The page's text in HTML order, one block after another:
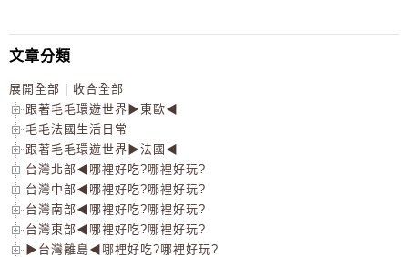
文章分類
展開全部
收合全部
跟著毛毛環遊世界▶東歐◀
毛毛法國生活日常
跟著毛毛環遊世界▶法國◀
台灣北部◀哪裡好吃?哪裡好玩?
台灣中部◀哪裡好吃?哪裡好玩?
台灣南部◀哪裡好吃?哪裡好玩?
台灣東部◀哪裡好吃?哪裡好玩?
▶台灣離島◀哪裡好吃?哪裡好玩?